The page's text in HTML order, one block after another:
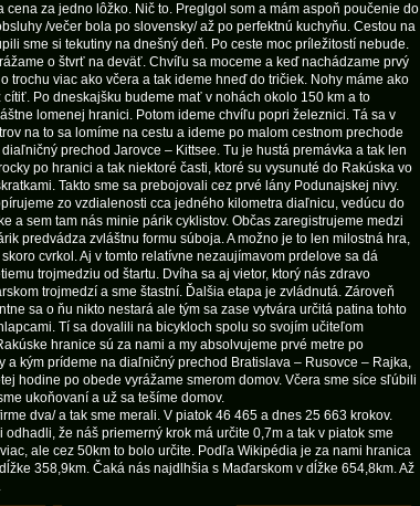
za jedno lôžko. Nič to. Preglgol som a mám aspoň poučenie do
/večer bola po slovensky/ až po perfektnú kuchyňu. Cestou na
sme si tekutiny na dnešný deň. Po ceste moc príležitostí nebude.
o štvrť na deväť. Chvíľu sa moceme a keď nachádzame prvý
trochu viac ako včera a tak ideme hneď do tričiek. Nohy máme ako
Po dneskajšku budeme mať v nohách okolo 150 km a to
lomenej hranici. Potom ideme chvíľu popri železnici. Tá sa v
na to sa lomíme na cestu a ideme po malom cestnom prechode
prechod Jarovce – Kittsee. Tu je hustá premávka a tak len
po hranici a tak niektoré časti, ktoré su vysunuté do Rakúska vo
Takto sme sa prebojovali cez prvé lány Podunajskej nivy.
zo vzdialenosti cca jedného kilometra diaľnicu, vedúcu do
a sem tam nás minie párik cyklistov. Občas zaregistrujeme medzi
predvádza zvláštnu formu súboja. A možno je to len milostná hra,
cvrkol. Aj v tomto relatívne nezaujímavom prdelove sa dá
trojmedziu od štartu. Dvíha sa aj vietor, ktorý nás zdravo
trojmedzí a sme štastní. Ďalšia etapa je zvládnutá. Zároveň
sa o ňu nikto nestará ale tým sa zase vytvára určitá patina tohto
Tí sa dovalili na bicykloch spolu so svojím učiteľom
hranice sú za nami a my absolvujeme prvé metre po
a kým prídeme na diaľničný prechod Bratislava – Rusovce – Rajka,
hodine po obede vyrážame smerom domov. Včera sme síce sľúbili
ukoňovaní a už sa tešíme domov.
dva/ a tak sme merali. V piatok 46 465 a dnes 25 663 krokov.
že náš priemerný krok má určite 0,7m a tak v piatok sme
ale cez 50km to bolo určite. Podľa Wikipédia je za nami hranica
358,9km. Čaká nás najdlhšia s Maďarskom v dĺžke 654,8km. Až